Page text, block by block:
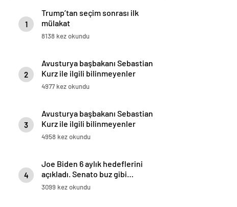
1
Trump’tan seçim sonrası ilk
mülakat
8138 kez okundu
2
Avusturya başbakanı Sebastian
Kurz ile ilgili bilinmeyenler
4977 kez okundu
3
Avusturya başbakanı Sebastian
Kurz ile ilgili bilinmeyenler
4958 kez okundu
4
Joe Biden 6 aylık hedeflerini
açıkladı. Senato buz gibi…
3099 kez okundu